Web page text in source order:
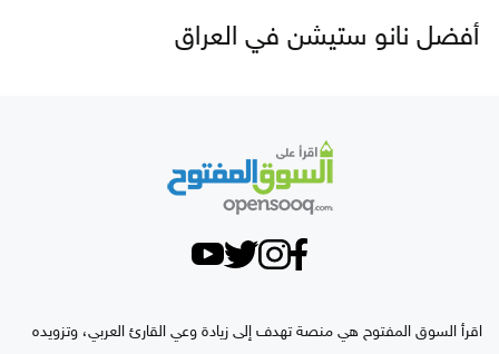
أفضل نانو ستيشن في العراق
اقرأ السوق المفتوح هي منصة تهدف إلى زيادة وعي القارئ العربي، وتزويده